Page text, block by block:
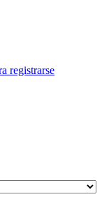
registrarse